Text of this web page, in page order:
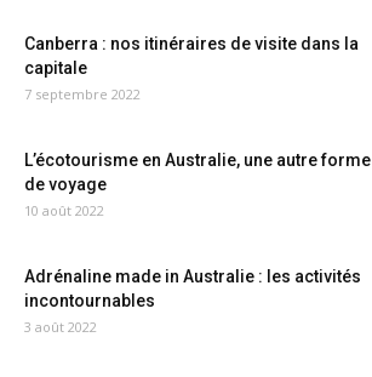
Canberra : nos itinéraires de visite dans la
capitale
7 septembre 2022
L’écotourisme en Australie, une autre forme
de voyage
10 août 2022
Adrénaline made in Australie : les activités
incontournables
3 août 2022